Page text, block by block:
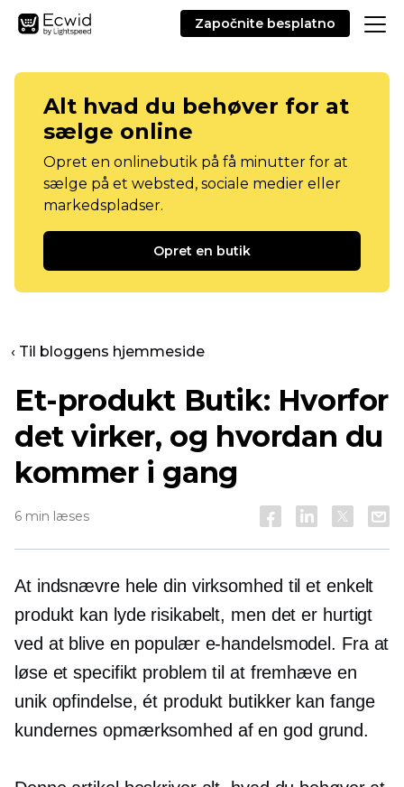
Započnite besplatno
Alt hvad du behøver for at
sælge online
Opret en onlinebutik på få minutter for at
sælge på et websted, sociale medier eller
markedspladser.
Opret en butik
‹ Til bloggens hjemmeside
Et-produkt Butik: Hvorfor
det virker, og hvordan du
kommer i gang
6 min læses
At indsnævre hele din virksomhed til et enkelt
produkt kan lyde risikabelt, men det er hurtigt
ved at blive en populær e-handelsmodel. Fra at
løse et specifikt problem til at fremhæve en
unik opfindelse,ét produkt butikker kan fange
kundernes opmærksomhed af en god grund.